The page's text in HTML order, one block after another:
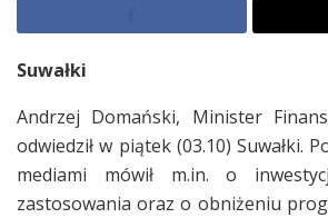
Suwałki
Andrzej Domański, Minister
odwiedził w piątek (03.10) Suwałki.
mediami mówił m.in. o
zastosowania oraz o obniżeniu